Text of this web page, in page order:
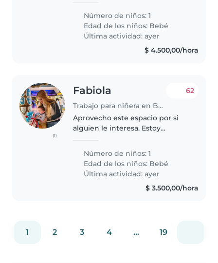
la mamá y tengo 33 años y
Marcos el papá tiene 31 años. El
bebi se llama Estanislao y él..
Número de niños: 1
Edad de los niños: Bebé
Última actividad: ayer
$ 4.500,00/hora
(1)
Fabiola
Trabajo para niñera en Buenos Aires
62
Aprovecho este espacio por si
alguien le interesa. Estoy
PAÑALES para persona adulto
mayor , que pueda acompañar a
mí mamá unas..
Número de niños: 1
Edad de los niños: Bebé
Última actividad: ayer
$ 3.500,00/hora
1 2 3 4 ... 19